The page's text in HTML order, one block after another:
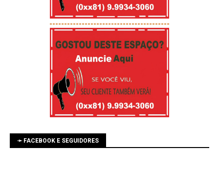
-----------------------------------------
➛ FACEBOOK E SEGUIDORES